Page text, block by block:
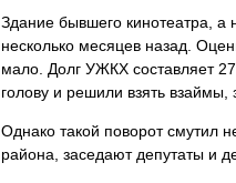
Здание бывшего кинотеатра, а
несколько месяцев назад.
мало. Долг УЖКХ составляет
голову и решили взять
Однако такой поворот смутил
района, заседают депутаты и